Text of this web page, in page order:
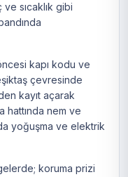
ve sıcaklık gibi
kapı kodu ve
çevresinde
kayıt açarak
hattında nem ve
yoğuşma ve elektrik
koruma prizi